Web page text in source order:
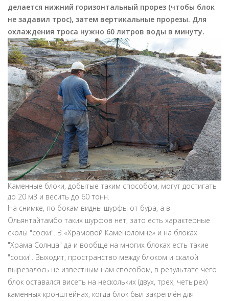
делается нижний горизонтальный прорез (чтобы блок
не задавил трос), затем вертикальные прорезы. Для
охлаждения троса нужно 60 литров воды в минуту.
Каменные блоки, добытые таким способом, могут достигать
до 20 м3 и весить до 60 тонн.
На снимке, по бокам видны шурфы от бура, а в
Ольянтайтамбо таких шурфов нет, зато есть характерные
сколы "соски". В «Храмовой Каменоломне» и на блоках
"Храма Солнца" да и вообще на многих блоках есть такие
"соски". Выходит, пространство между блоком и скалой
вырезалось не известным нам способом, в результате чего
блок оставался висеть на нескольких (двух, трех, четырех)
каменных кронштейнах, когда блок был закреплён для